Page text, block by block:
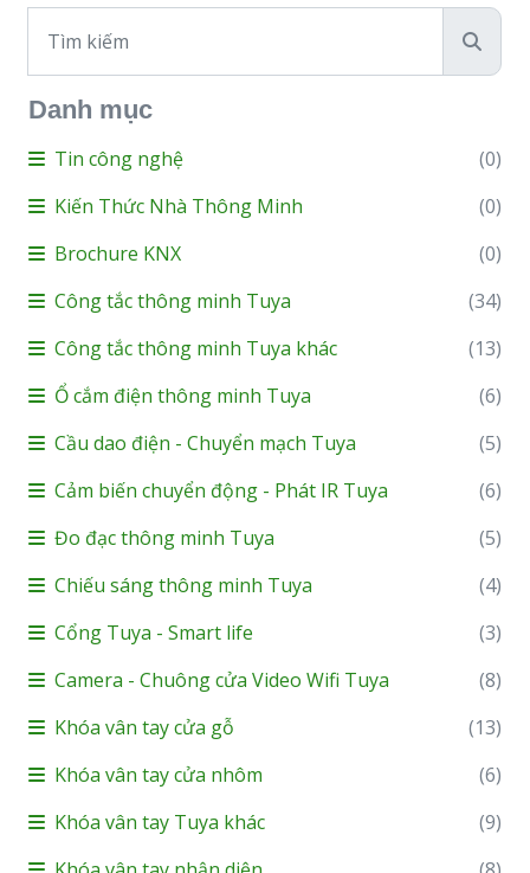
Danh mục
Tin công nghệ
(0)
Kiến Thức Nhà Thông Minh
(0)
Brochure KNX
(0)
Công tắc thông minh Tuya
(34)
Công tắc thông minh Tuya khác
(13)
Ổ cắm điện thông minh Tuya
(6)
Cầu dao điện - Chuyển mạch Tuya
(5)
Cảm biến chuyển động - Phát IR Tuya
(6)
Đo đạc thông minh Tuya
(5)
Chiếu sáng thông minh Tuya
(4)
Cổng Tuya - Smart life
(3)
Camera - Chuông cửa Video Wifi Tuya
(8)
Khóa vân tay cửa gỗ
(13)
Khóa vân tay cửa nhôm
(6)
Khóa vân tay Tuya khác
(9)